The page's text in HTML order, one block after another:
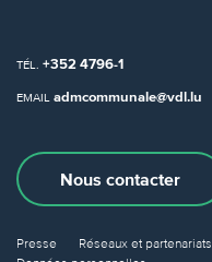
TÉL. +352 4796-1
EMAIL admcommunale@vdl.lu
Nous contacter
Presse Réseaux et partenariats